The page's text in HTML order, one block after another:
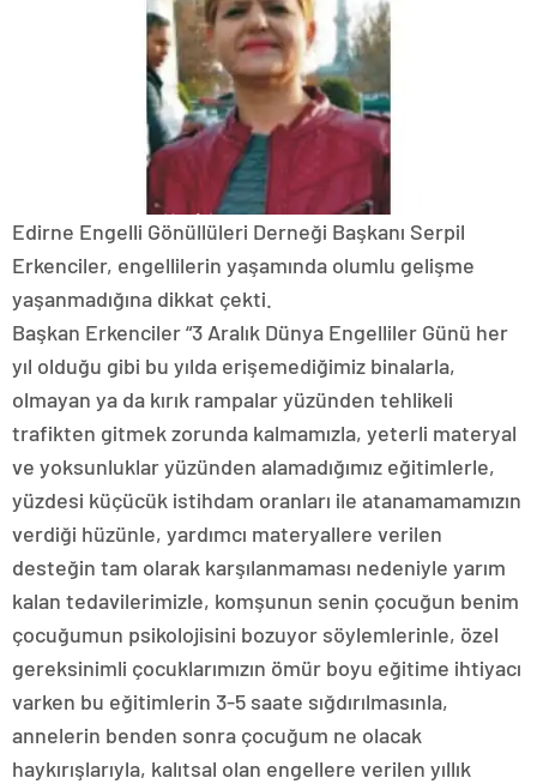
Edirne Engelli Gönüllüleri Derneği Başkanı Serpil
Erkenciler, engellilerin yaşamında olumlu gelişme
yaşanmadığına dikkat çekti.
Başkan Erkenciler “3 Aralık Dünya Engelliler Günü her
yıl olduğu gibi bu yılda erişemediğimiz binalarla,
olmayan ya da kırık rampalar yüzünden tehlikeli
trafikten gitmek zorunda kalmamızla, yeterli materyal
ve yoksunluklar yüzünden alamadığımız eğitimlerle,
yüzdesi küçücük istihdam oranları ile atanamamamızın
verdiği hüzünle, yardımcı materyallere verilen
desteğin tam olarak karşılanmaması nedeniyle yarım
kalan tedavilerimizle, komşunun senin çocuğun benim
çocuğumun psikolojisini bozuyor söylemlerinle, özel
gereksinimli çocuklarımızın ömür boyu eğitime ihtiyacı
varken bu eğitimlerin 3-5 saate sığdırılmasınla,
annelerin benden sonra çocuğum ne olacak
haykırışlarıyla, kalıtsal olan engellere verilen yıllık